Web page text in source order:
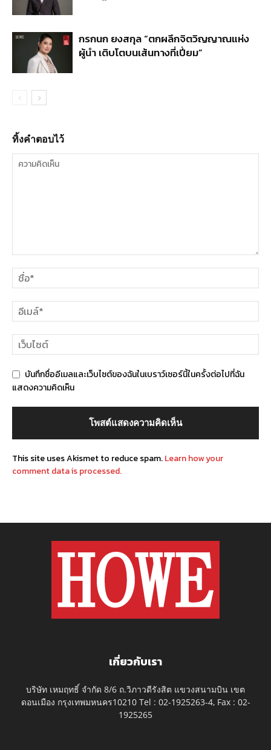
กรกนก ยงสกุล “ตกผลึกจิตวิญญาณแห่ง
ผู้นำ เติบโตบนเส้นทางที่เปี่ยม”
ทิ้งคำตอบไว้
บันทึกชื่ออีเมลและเว็บไซต์ของฉันในเบราว์เซอร์นี้ในครั้งต่อไปที่ฉัน
แสดงความคิดเห็น
This site uses Akismet to reduce spam.Learn how your
comment data is processed.
เกี่ยวกับเรา
บริษัท เหมฤทธิ์ จำกัด 8/6 ถ.วิภาวดีรังสิต แขวงสนามบิน เขต
ดอนเมือง กรุงเทพมหนคร10210 Tel : 02-1925263-4, Fax : 02-
1925265